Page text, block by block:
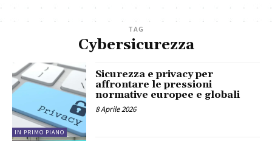
TAG
Cybersicurezza
IN PRIMO PIANO
Sicurezza e privacy per
affrontare le pressioni
normative europee e globali
8 Aprile 2026